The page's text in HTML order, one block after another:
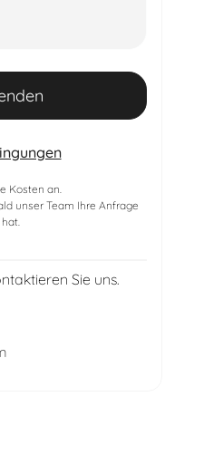
Kosten an.
unser Team Ihre Anfrage
Sie uns.